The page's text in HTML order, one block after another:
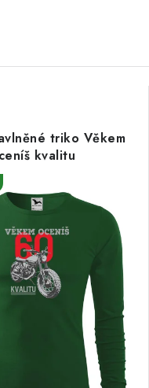
triko Věkem
kvalitu